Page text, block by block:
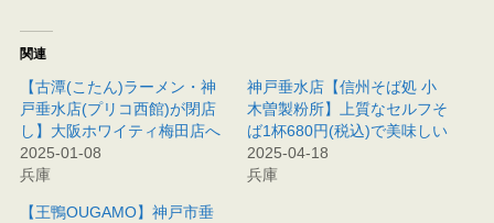
関連
【古潭(こたん)ラーメン・神
戸垂水店(プリコ西館)が閉店
し】大阪ホワイティ梅田店へ
2025-01-08
兵庫
神戸垂水店【信州そば処 小
木曽製粉所】上質なセルフそ
ば1杯680円(税込)で美味しい
2025-04-18
兵庫
【王鴨OUGAMO】神戸市垂